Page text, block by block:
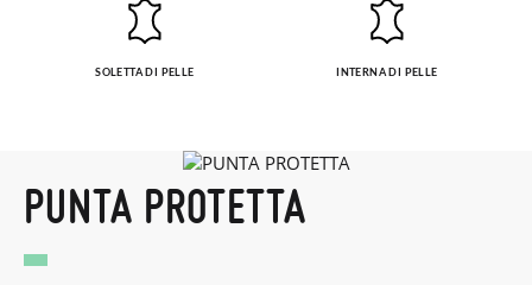
SOLETTA DI PELLE INTERNA DI PELLE
PUNTA PROTETTA